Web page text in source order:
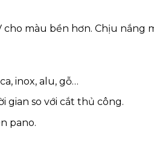
cho màu bền hơn. Chịu nắng
inox, alu, gỗ…
gian so với cắt thủ công.
pano.